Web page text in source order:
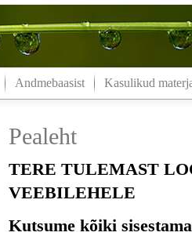
Andmebaasist Kasulikud
Pealeht
TERE TULEMAST
VEEBILEHELE
Kutsume kõiki